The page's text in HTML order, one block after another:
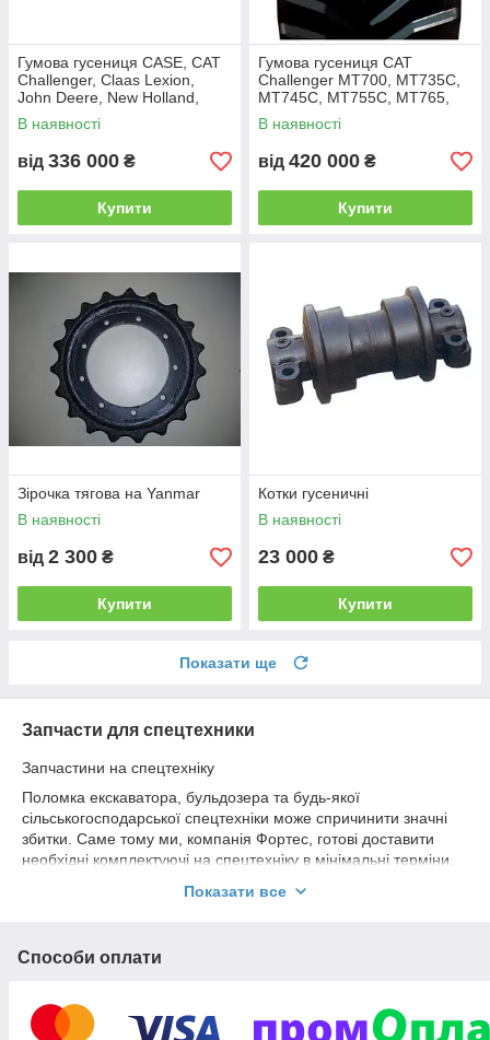
Гумова гусениця CASE, CAT
Challenger, Claas Lexion,
John Deere, New Holland,
Case Quadtrac
В наявності
від 336 000 ₴
Купити
Гумова гусениця CAT
Challenger MT700, MT735C,
MT745C, MT755C, MT765,
MT765C, MT775C 762мм
(30")
В наявності
від 420 000 ₴
Купити
Зірочка тягова на Yanmar
В наявності
від 2 300 ₴
Купити
Котки гусеничні
В наявності
23 000 ₴
Купити
Показати ще
Запчасти для спецтехники
Запчастини на спецтехніку
Поломка екскаватора, бульдозера та будь-якої
сільськогосподарської спецтехніки може спричинити значні
збитки. Саме тому ми, компанія Фортес, готові доставити
необхідні комплектуючі на спецтехніку в мінімальні терміни.
робота Вашого виробництва.
гусениці від Tagex – це гідна європейська якість, робота з
можете придбати вже сьогодні.
Показати все
Способи оплати